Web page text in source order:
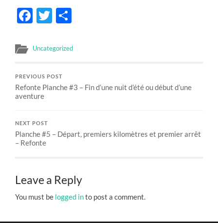
Facebook
Twitter
Uncategorized
PREVIOUS POST
Refonte Planche #3 – Fin d’une nuit d’été ou début d’une
aventure
NEXT POST
Planche #5 – Départ, premiers kilomètres et premier arrêt
– Refonte
Leave a Reply
You must be logged into post a comment.